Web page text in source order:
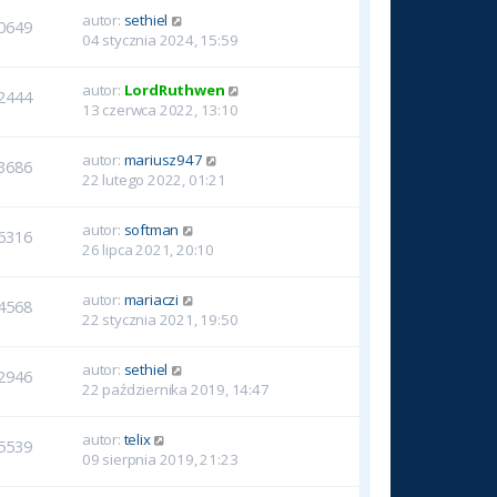
autor: sethiel
04 stycznia 2024, 15:59
autor: LordRuthwen
13 czerwca 2022, 13:10
autor: mariusz947
22 lutego 2022, 01:21
autor: softman
26 lipca 2021, 20:10
autor: mariaczi
22 stycznia 2021, 19:50
autor: sethiel
22 października 2019, 14:47
autor: telix
09 sierpnia 2019, 21:23